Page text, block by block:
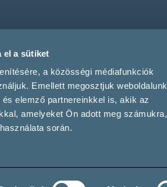
el a sütiket
a közösségi médiafunkciók
Emellett megosztjuk weboldalunk
elemző partnereinkkel is, akik az
amelyeket Ön adott meg számukra,
során.